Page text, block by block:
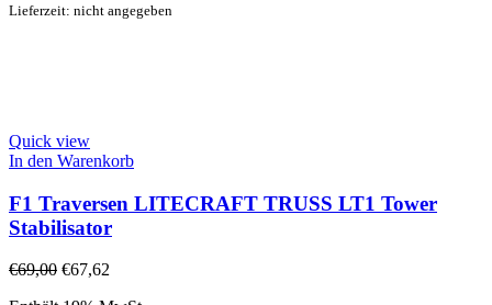
Lieferzeit: nicht angegeben
Quick view
In den Warenkorb
F1 Traversen LITECRAFT TRUSS LT1 Tower
Stabilisator
€69,00 €67,62